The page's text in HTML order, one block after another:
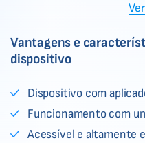
Vantagens e
dispositivo
Dispositivo com
Funcionamento com
Acessível e altamente